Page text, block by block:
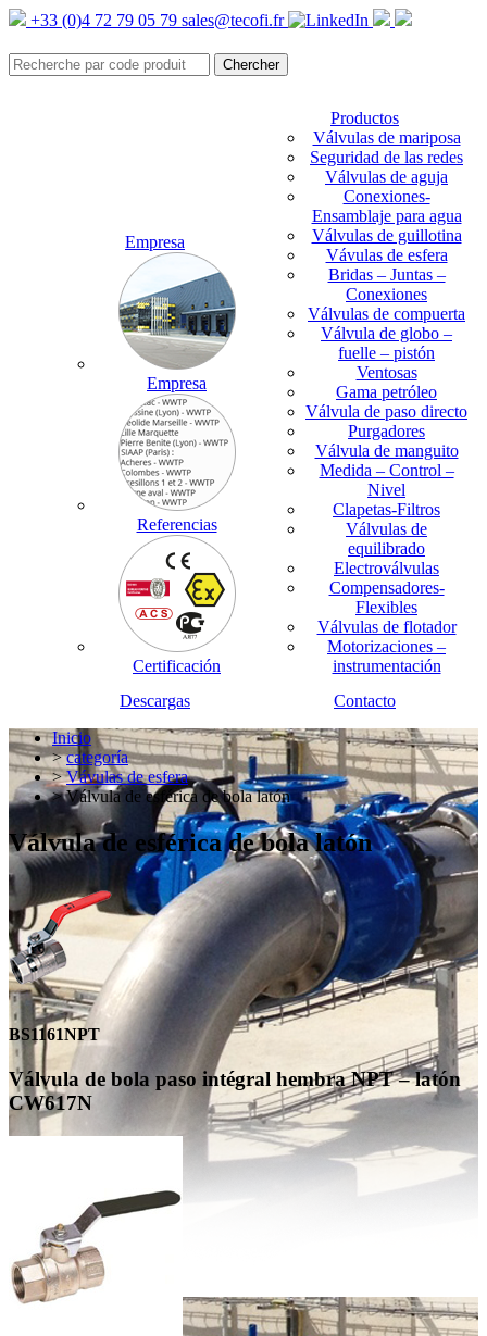
+33 (0)4 72 79 05 79 sales@tecofi.fr
Empresa
Empresa
Referencias
Certificación
Productos
Válvulas de mariposa
Seguridad de las redes
Válvulas de aguja
Conexiones-
Ensamblaje para agua
Válvulas de guillotina
Vávulas de esfera
Bridas – Juntas –
Conexiones
Válvulas de compuerta
Válvula de globo –
fuelle – pistón
Ventosas
Gama petróleo
Válvula de paso directo
Purgadores
Válvula de manguito
Medida – Control –
Nivel
Clapetas-Filtros
Válvulas de
equilibrado
Electroválvulas
Compensadores-
Flexibles
Válvulas de flotador
Motorizaciones –
instrumentación
Descargas
Contacto
Inicio
>categoría
>Vávulas de esfera
> Válvula de esférica de bola latón
Válvula de esférica de bola latón
BS1161NPT
Válvula de bola paso intégral hembra NPT – latón
CW617N